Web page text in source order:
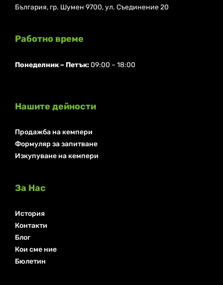
България, гр. Шумен 9700, ул. Съединение 20
Работно време
Понеделник ⁠– Петък:09:00 – 18:00
Нашите дейности
Продажба на кемпери
Формуляр за запитване
Изкупуване на кемпери
За Нас
История
Контакти
Блог
Кои сме ние
Бюлетин